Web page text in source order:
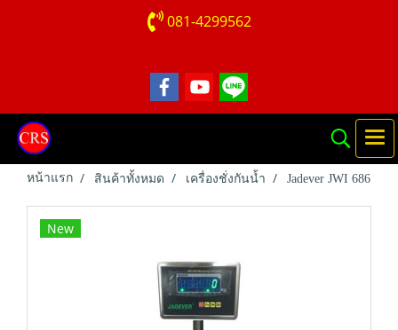
081-4299562
หน้าแรก สินค้าทั้งหมด เครื่องชั่งกันน้ำ Jadever JWI 686
New